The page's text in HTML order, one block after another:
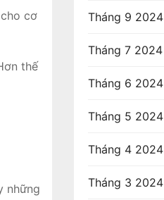
cơ
thế
những
Tháng 9 2024
Tháng 7 2024
Tháng 6 2024
Tháng 5 2024
Tháng 4 2024
Tháng 3 2024